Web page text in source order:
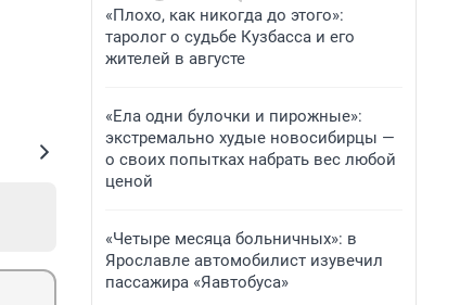
«Плохо, как никогда до этого»:
таролог о судьбе Кузбасса и его
жителей в августе
«Ела одни булочки и пирожные»:
экстремально худые новосибирцы —
о своих попытках набрать вес любой
ценой
«Четыре месяца больничных»: в
Ярославле автомобилист изувечил
пассажира «Яавтобуса»